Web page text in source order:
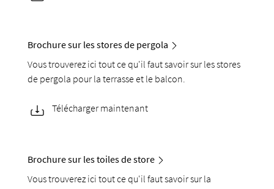
Brochure sur les stores de pergola
Vous trouverez ici tout ce qu'il faut savoir sur les stores
de pergola pour la terrasse et le balcon.
Télécharger maintenant
Brochure sur les toiles de store
Vous trouverez ici tout ce qu'il faut savoir sur la